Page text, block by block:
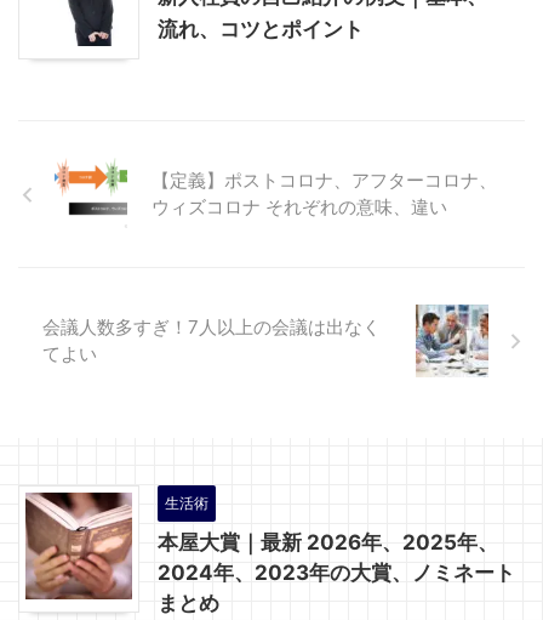
流れ、コツとポイント
【定義】ポストコロナ、アフターコロナ、
ウィズコロナ それぞれの意味、違い
会議人数多すぎ！7人以上の会議は出なく
てよい
生活術
本屋大賞｜最新 2026年、2025年、
2024年、2023年の大賞、ノミネート
まとめ